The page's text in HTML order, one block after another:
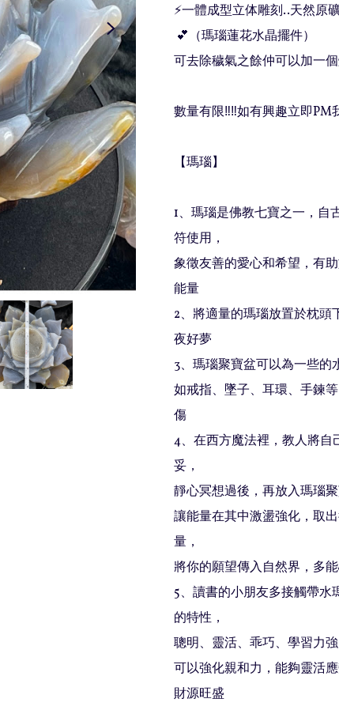
⚡️一體成型立体雕刻..天然原
可去除穢氣之餘仲可以加一
數量有限‼️‼️如有興趣立即
【瑪瑙】
1、瑪瑙是佛教七寶之一，自
符使用，
象徵友善的愛心和希望，有
能量
2、將適量的瑪瑙放置於枕頭
夜好夢
3、瑪瑙聚寶盆可以為一些的
如戒指、墜子、耳環、手鍊
傷
4、在西方魔法裡，教人將
妥，
靜心冥想過後，再放入瑪瑙
讓能量在其中激盪強化，取
量，
將你的願望傳入自然界，多
5、讀書的小朋友多接觸帶水
的特性，
聰明、靈活、乖巧、學習力
可以強化親和力，能夠靈活
財源旺盛